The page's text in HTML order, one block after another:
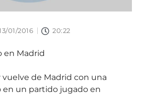
01/2016 20:22
en Madrid
vuelve de Madrid con una
en un partido jugado en